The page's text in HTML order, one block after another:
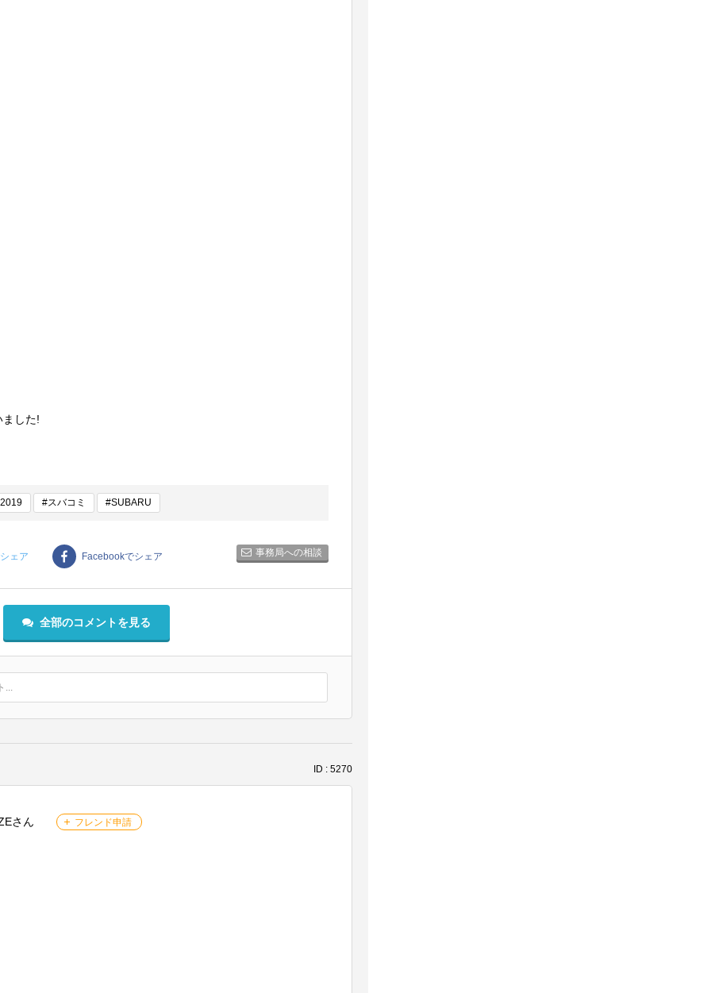
した!
#スバコミ #SUBARU
ェア Facebookでシェア 事務局への相談
全部のコメントを見る
...
ID : 5270
さん フレンド申請